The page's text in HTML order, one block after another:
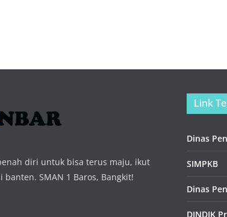
diri untuk bisa terus maju, ikut
SMAN 1 Baros, Bangkit!
Link
Dinas
SIMPKB
Dinas
DINDIK